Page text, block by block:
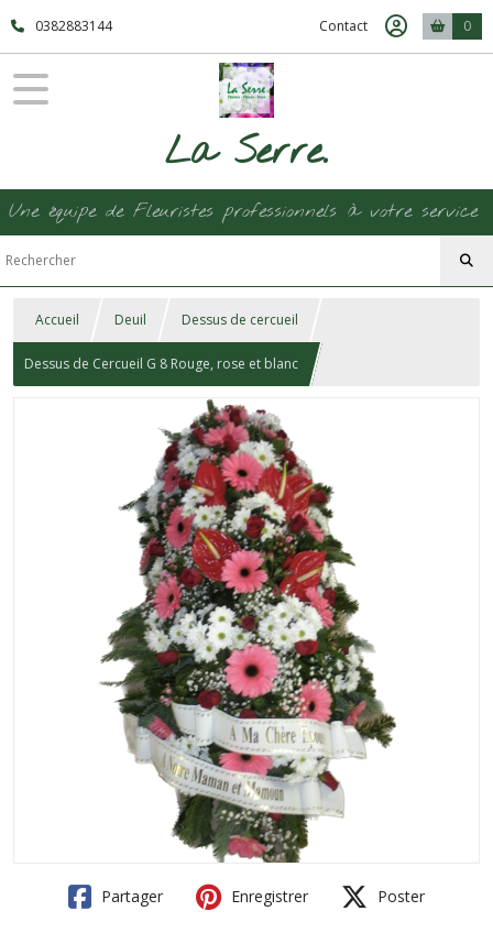
0382883144 Contact 0
La Serre.
Une équipe de Fleuristes professionnels à votre service
Accueil Deuil Dessus de cercueil
Dessus de Cercueil G 8 Rouge, rose et blanc
Partager Enregistrer Poster